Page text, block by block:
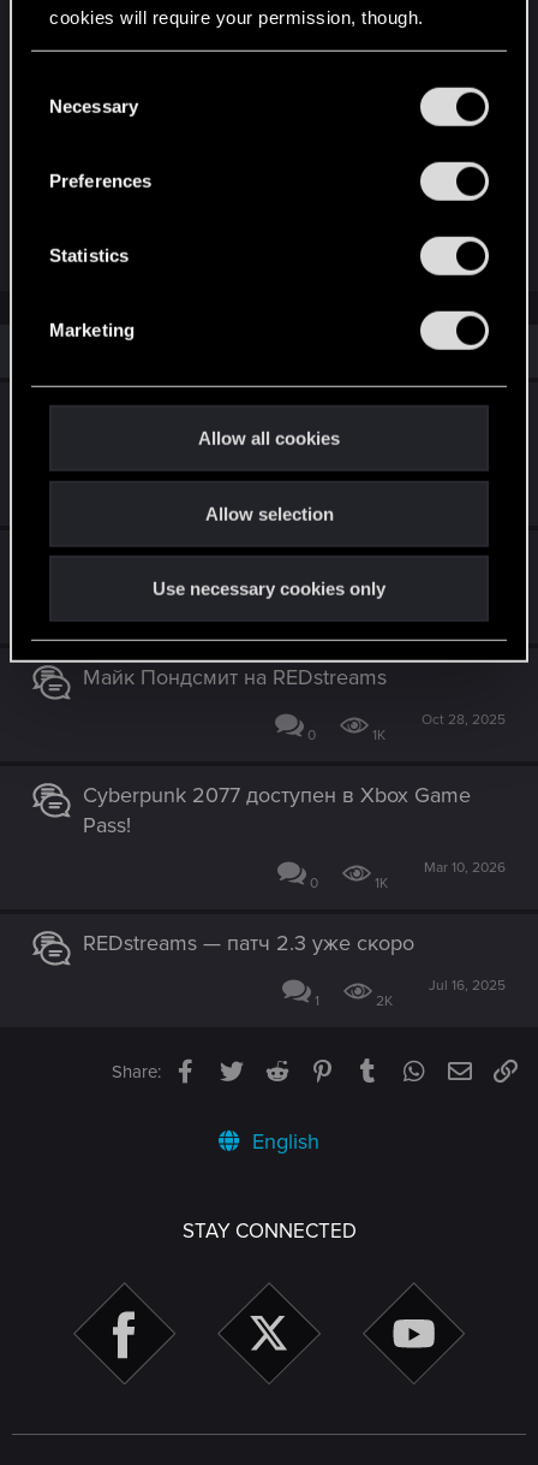
cookies will require your permission, though.
and tweak your preferences regarding them in the
Necessary
Preferences
Statistics
Marketing
Allow all cookies
Allow selection
Use necessary cookies only
Обратите внимание: конкурс проводится
знания языка. Кроме того, мы не сможем
отправить призы в некоторые страны,
Украину.
R
e
t
n
s
Victor_Graa
Вы в центре внимания! — Легенды Найт-
Сити: Незабываемые
Jun 10, 2026
Cyberpunk в Apex Legends!
0 420
Майк Пондсмит на REDstreams
0 1K
Oct 28, 2025
Cyberpunk 2077 доступен в Xbox Game
Pass!
0 1K
Mar 10, 2026
REDstreams — патч 2.3 уже скоро
1 2K
Jul 16, 2025
Share: Facebook
TwitterReddit PinterestTumblrWhatsApp
Email
English
STAY CONNECTED